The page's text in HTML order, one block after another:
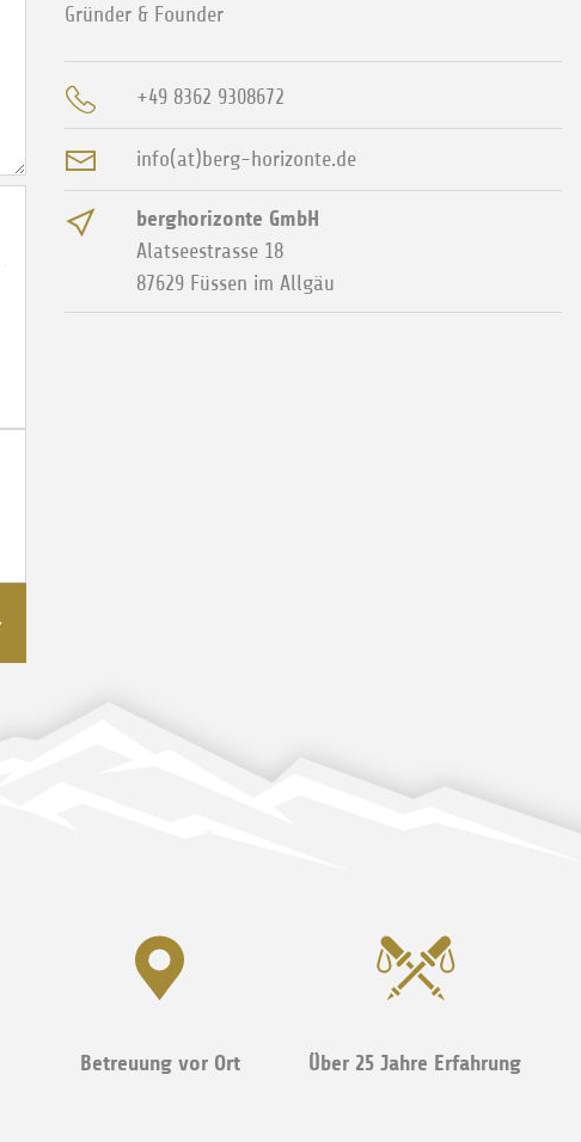
Gründer & Founder
+49 8362 9308672
info(at)berg-horizonte.de
berghorizonte GmbH
Alatseestrasse 18
87629 Füssen im Allgäu
Betreuung vor Ort Über 25 Jahre Erfahrung